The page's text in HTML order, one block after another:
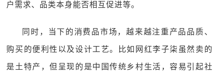
户需求、品类本身能否相互促进等。
同时，当下的消费品市场，越来越注重产品品质、
购买的便利性以及设计工艺。比如网红李子柒虽然卖的
是土特产，但呈现的是中国传统乡村生活，容易引起社